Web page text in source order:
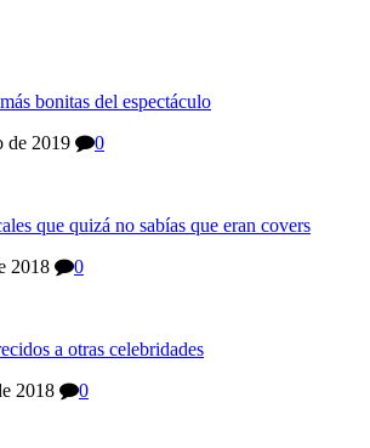
bonitas del espectáculo
de 2019
0
que quizá no sabías que eran covers
2018
0
a otras celebridades
2018
0